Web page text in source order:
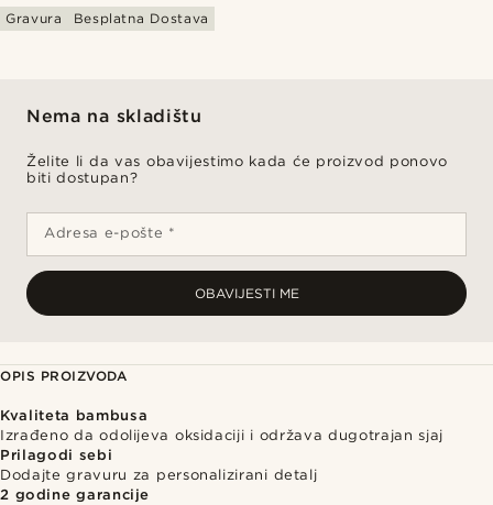
Gravura
Besplatna Dostava
Nema na skladištu
Želite li da vas obavijestimo kada će proizvod ponovo
biti dostupan?
Adresa e-pošte *
OBAVIJESTI ME
OPIS PROIZVODA
Kvaliteta bambusa
Izrađeno da odolijeva oksidaciji i održava dugotrajan sjaj
Prilagodi sebi
Dodajte gravuru za personalizirani detalj
2 godine garancije